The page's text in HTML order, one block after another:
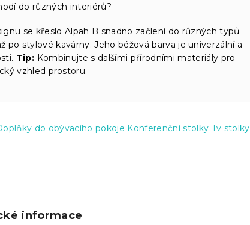
do různých interiérů?
se křeslo Alpah B snadno začlení do různých typů
stylové kavárny. Jeho béžová barva je univerzální a
Tip: Kombinujte s dalšími přírodními materiály pro
vzhled prostoru.
do obývacího pokoje Konferenční stolky Tv stolky
informace